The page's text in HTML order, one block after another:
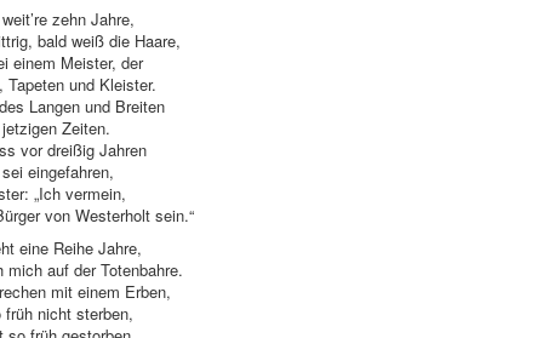
zehn Jahre,
bald weiß die Haare,
einem Meister, der
Tapeten und Kleister.
Langen und Breiten
Zeiten.
vor dreißig Jahren
eingefahren,
„Ich vermein,
von Westerholt sein.“
eine Reihe Jahre,
auf der Totenbahre.
mit einem Erben,
nicht sterben,